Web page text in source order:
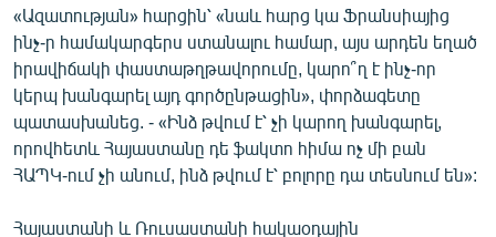
«Ազատության» հարցին՝ «նաև հարց կա Ֆրանսիայից
ինչ-ր համակարգերս ստանալու համար, այս արդեն եղած
իրավիճակի փաստաթղթավորումը, կարո՞ղ է ինչ-որ
կերպ խանգարել այդ գործընթացին», փորձագետը
պատասխանեց. - «Ինձ թվում է՝ չի կարող խանգարել,
որովհետև Հայաստանը դե ֆակտո հիմա ոչ մի բան
ՀԱՊԿ-ում չի անում, ինձ թվում է՝ բոլորը դա տեսնում են»:
Հայաստանի և Ռուսաստանի հակաօդային